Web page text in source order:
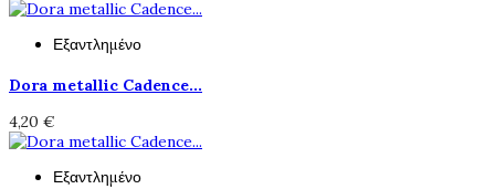
Εξαντλημένο
Dora metallic Cadence...
4,20 €
Εξαντλημένο